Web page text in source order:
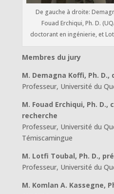
De gauche à droite:
Fouad Erchiqui, Ph. D.
doctorant en ingénierie, et
Membres du jury
M. Demagna Koffi, Ph.
Professeur, Université du
M. Fouad Erchiqui, Ph. D.,
recherche
Professeur, Université du
Témiscamingue
M. Lotfi Toubal, Ph. D.,
Professeur, Université du
M. Komlan A. Kassegne,